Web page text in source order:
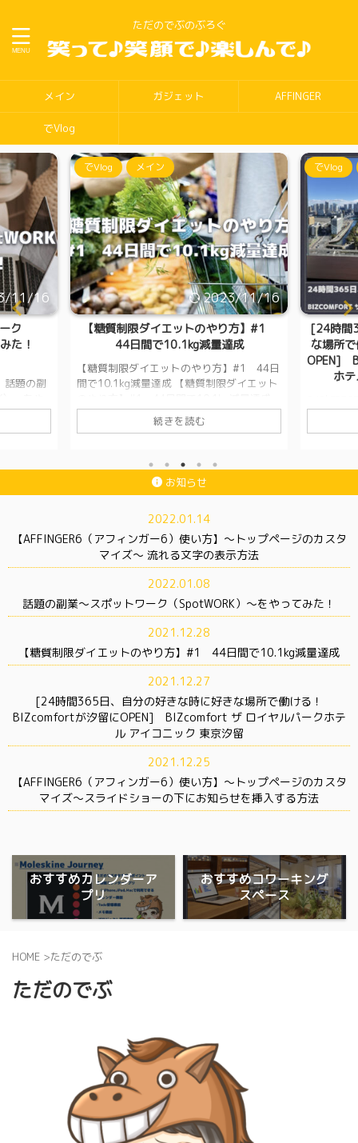
ただのでぶのぶろぐ
メイン ガジェット AFFINGER
でVlog
11/16
ク
た！
話題の副
）
で
単に掃
でVlog メイン
2023/11/16
【糖質制限ダイエットのやり方】#1
44日間で10.1kg減量達成
【糖質制限ダイエットのやり方】#1 44日
間で10.1kg減量達成 【糖質制限ダイエット
身長・体重 身長：180cm 体重：
100.5kg（ダイエット開始時） これまで
す。 糖質制限ダイエットの成果 44日間で
10.1kg減の記録 ※ダイエット開始の11月
13日の100.5kg時の写真は撮ってません。
10kg減っていてもあまり違いが分かりませ
んね。 実際の数値とグラフはこちら 食 ...
続きを読む
でVlog
[24時間
な場所
OPEN]
ホ
「
お知らせ
2022.01.14
【AFFINGER6（アフィンガー6）使い方】〜トップページのカスタ
マイズ〜 流れる文字の表示方法
2022.01.08
話題の副業〜スポットワーク（SpotWORK）〜をやってみた！
2021.12.28
【糖質制限ダイエットのやり方】#1 44日間で10.1kg減量達成
2021.12.27
[24時間365日、自分の好きな時に好きな場所で働ける！
BIZcomfortが汐留にOPEN] BIZcomfort ザ ロイヤルパークホテ
ル アイコニック 東京汐留
2021.12.25
【AFFINGER6（アフィンガー6）使い方】〜トップページのカスタ
マイズ〜スライドショーの下にお知らせを挿入する方法
おすすめカレンダーア
プリ
おすすめコワーキング
スペース
HOME >ただのでぶ
ただのでぶ